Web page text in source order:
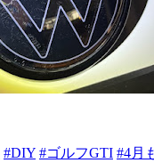
#DIY #ゴルフGTI #4月